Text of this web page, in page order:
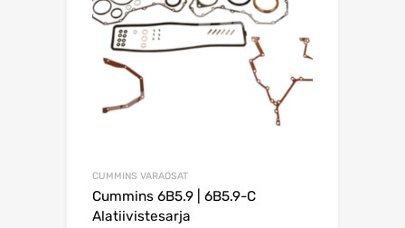
CUMMINS VARAOSAT
Cummins 6B5.9 | 6B5.9-C
Alatiivistesarja